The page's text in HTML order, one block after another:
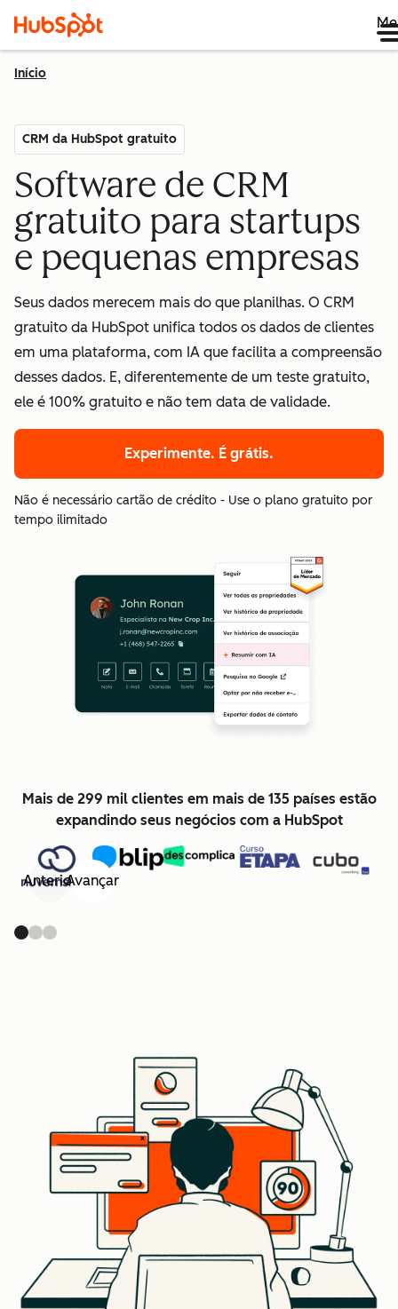
Início
CRM da HubSpot gratuito
Software de CRM
gratuito para startups
e pequenas empresas
Seus dados merecem mais do que planilhas. O CRM
gratuito da HubSpot unifica todos os dados de clientes
em uma plataforma, com IA que facilita a compreensão
desses dados. E, diferentemente de um teste gratuito,
ele é 100% gratuito e não tem data de validade.
Experimente. É grátis.
Não é necessário cartão de crédito - Use o plano gratuito por
tempo ilimitado
Mais de 299 mil clientes em mais de 135 países estão
expandindo seus negócios com a HubSpot
AnteriorAvançar